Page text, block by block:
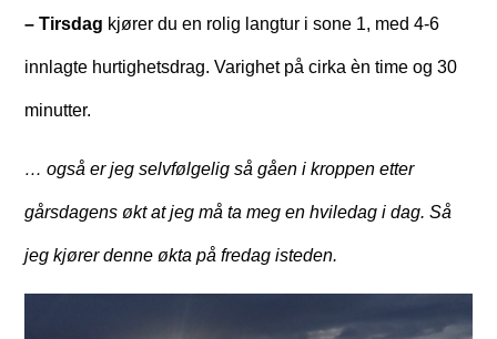
– Tirsdag kjører du en rolig langtur i sone 1, med 4-6
innlagte hurtighetsdrag. Varighet på cirka èn time og 30
minutter.
… også er jeg selvfølgelig så gåen i kroppen etter
gårsdagens økt at jeg må ta meg en hviledag i dag. Så
jeg kjører denne økta på fredag isteden.